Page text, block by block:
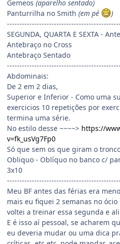
Gemeos (aparelho sentado)
Panturrilha no Smith (em pé
)
SEGUNDA, QUARTA E SEXTA -
Antebraço no Cross
Antebraço Sentado
Abdominais:
De 2 em 2 dias,
Superior e Inferior - Como uma
exercicios 10 repetições por
termina uma série.
No estilo desse ~~~~> https://
v=fk_usVg7Fp0
Só que sem os que giram o
Obliquo - Oblíquo no banco c/
3x10
Meu BF antes das férias era
mais eu fiquei 2 semanas no
voltei a treinar essa segunda e
E é isso aí pessoal, se acharem
eu deveria mudar ou uma dica